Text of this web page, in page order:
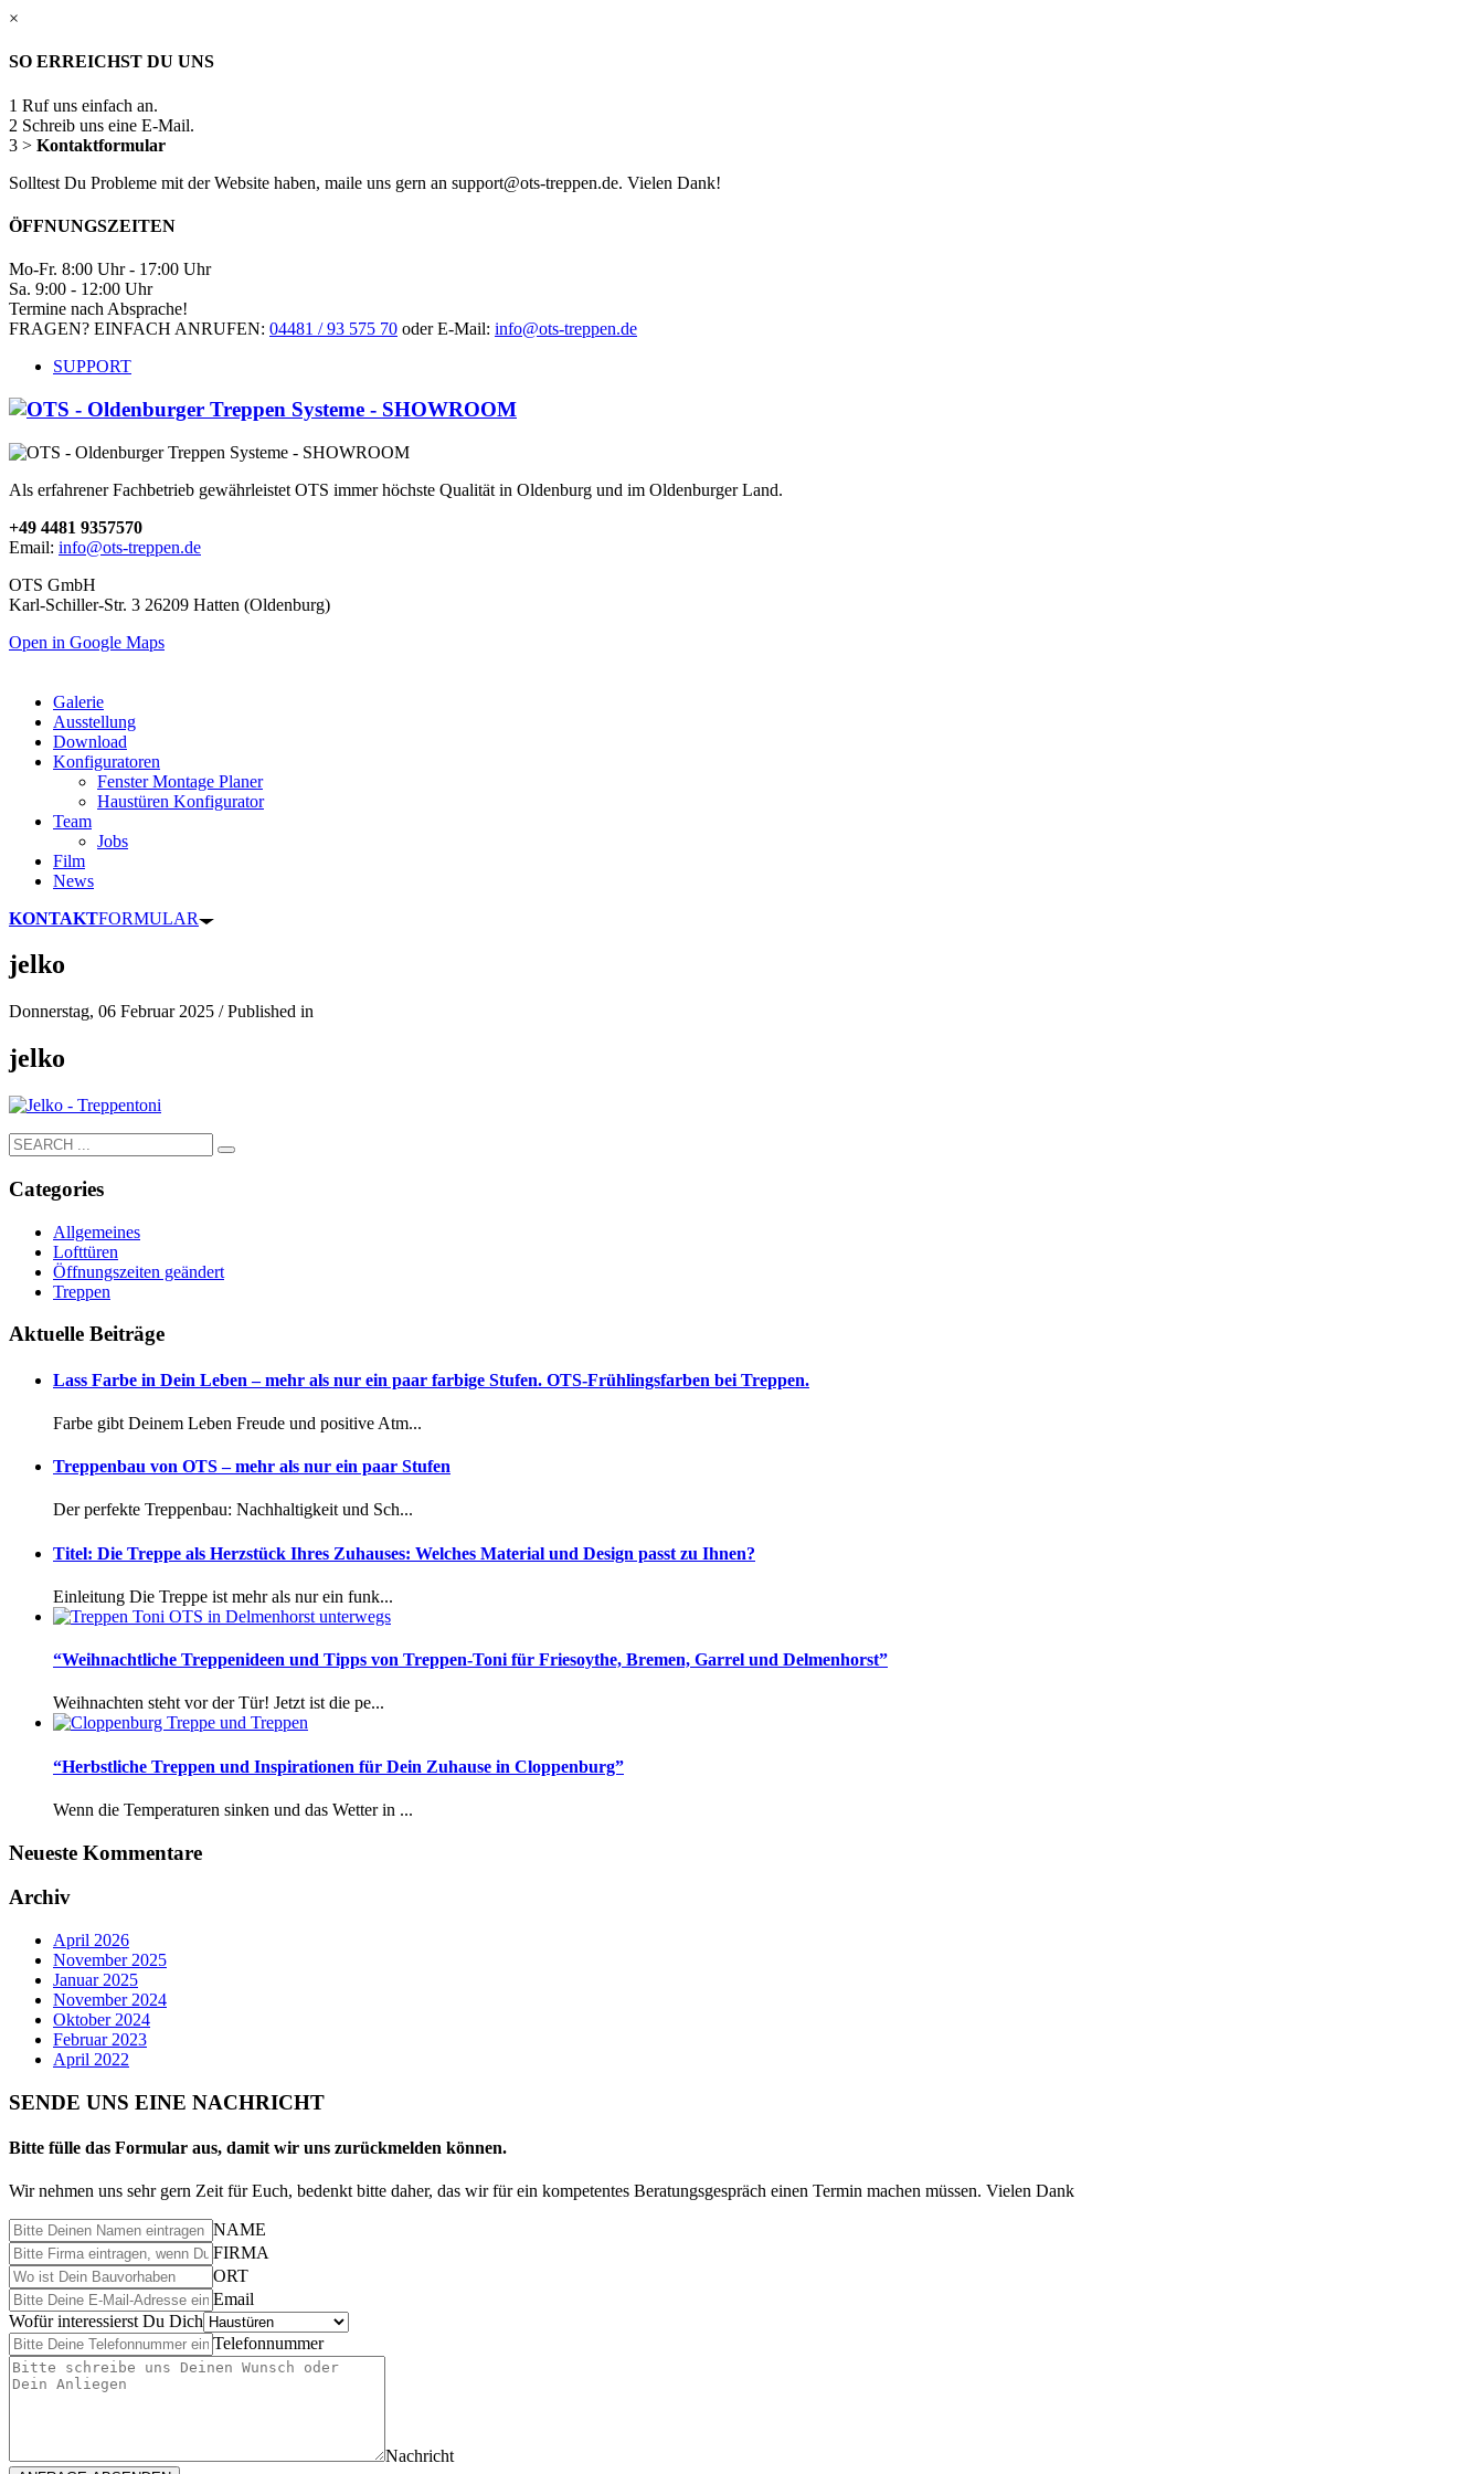
×
SO ERREICHST DU UNS
1 Ruf uns einfach an.
2 Schreib uns eine E-Mail.
3 > Kontaktformular
Solltest Du Probleme mit der Website haben, maile uns gern an support@ots-treppen.de. Vielen Dank!
ÖFFNUNGSZEITEN
Mo-Fr. 8:00 Uhr - 17:00 Uhr
Sa. 9:00 - 12:00 Uhr
Termine nach Absprache!
FRAGEN? EINFACH ANRUFEN: 04481 / 93 575 70 oder E-Mail: info@ots-treppen.de
SUPPORT
Als erfahrener Fachbetrieb gewährleistet OTS immer höchste Qualität in Oldenburg und im Oldenburger Land.
+49 4481 9357570
Email: info@ots-treppen.de
OTS GmbH
Karl-Schiller-Str. 3 26209 Hatten (Oldenburg)
Open in Google Maps
Galerie
Ausstellung
Download
Konfiguratoren
Fenster Montage Planer
Haustüren Konfigurator
Team
Jobs
Film
News
KONTAKTFORMULAR
jelko
Donnerstag, 06 Februar 2025 /Published in
jelko
Categories
Allgemeines
Lofttüren
Öffnungszeiten geändert
Treppen
Aktuelle Beiträge
Lass Farbe in Dein Leben – mehr als nur ein paar farbige Stufen. OTS-Frühlingsfarben bei Treppen.
Farbe gibt Deinem Leben Freude und positive Atm...
Treppenbau von OTS – mehr als nur ein paar Stufen
Der perfekte Treppenbau: Nachhaltigkeit und Sch...
Titel: Die Treppe als Herzstück Ihres Zuhauses: Welches Material und Design passt zu Ihnen?
Einleitung Die Treppe ist mehr als nur ein funk...
“Weihnachtliche Treppenideen und Tipps von Treppen-Toni für Friesoythe, Bremen, Garrel und Delmenhorst”
Weihnachten steht vor der Tür! Jetzt ist die pe...
“Herbstliche Treppen und Inspirationen für Dein Zuhause in Cloppenburg”
Wenn die Temperaturen sinken und das Wetter in ...
Neueste Kommentare
Archiv
April 2026
November 2025
Januar 2025
November 2024
Oktober 2024
Februar 2023
April 2022
SENDE UNS EINE NACHRICHT
Bitte fülle das Formular aus, damit wir uns zurückmelden können.
Wir nehmen uns sehr gern Zeit für Euch, bedenkt bitte daher, das wir für ein kompetentes Beratungsgespräch einen Termin machen müssen. Vielen Dank
NAME
FIRMA
ORT
Email
Wofür interessierst Du Dich
Telefonnummer
Nachricht